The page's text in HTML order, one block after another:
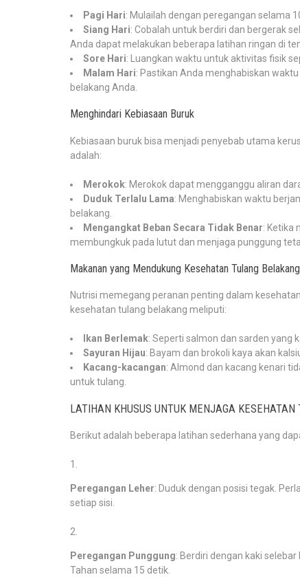
Pagi Hari: Mulailah dengan peregangan selama
Siang Hari: Cobalah untuk berdiri dan bergerak
Anda dapat melakukan beberapa latihan ringan di
Sore Hari: Luangkan waktu untuk aktivitas fisik
Malam Hari: Pastikan Anda menghabiskan
belakang Anda.
Menghindari Kebiasaan Buruk
Kebiasaan buruk bisa menjadi penyebab utama
adalah:
Merokok: Merokok dapat mengganggu aliran
Duduk Terlalu Lama: Menghabiskan waktu
belakang.
Mengangkat Beban Secara Tidak Benar: Ketika
membungkuk pada lutut dan menjaga punggung
Makanan yang Mendukung Kesehatan Tulang Belakang
Nutrisi memegang peranan penting dalam
kesehatan tulang belakang meliputi:
Ikan Berlemak: Seperti salmon dan sarden yang
Sayuran Hijau: Bayam dan brokoli kaya akan
Kacang-kacangan: Almond dan kacang kenari
untuk tulang.
LATIHAN KHUSUS UNTUK MENJAGA KESEHATAN
Berikut adalah beberapa latihan sederhana yang
Peregangan Leher: Duduk dengan posisi tegak.
setiap sisi.
Peregangan Punggung: Berdiri dengan kaki
Tahan selama 15 detik.